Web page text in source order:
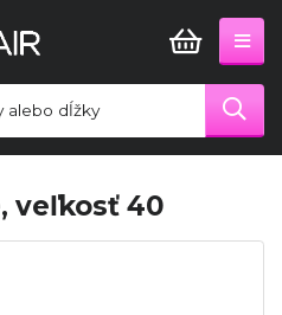
veľkosť 40